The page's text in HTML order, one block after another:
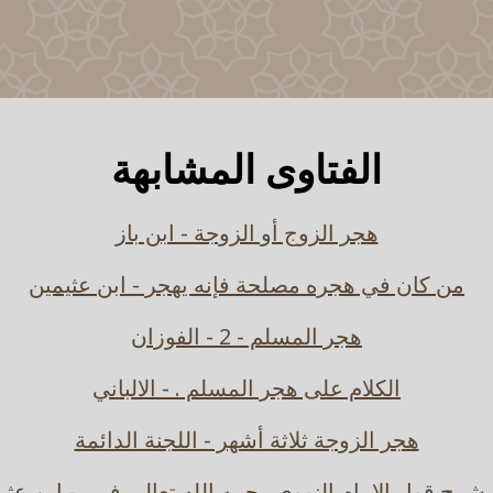
الفتاوى المشابهة
هجر الزوج أو الزوجة - ابن باز
من كان في هجره مصلحة فإنه يهجر - ابن عثيمين
هجر المسلم - 2 - الفوزان
الكلام على هجر المسلم . - الالباني
هجر الزوجة ثلاثة أشهر - اللجنة الدائمة